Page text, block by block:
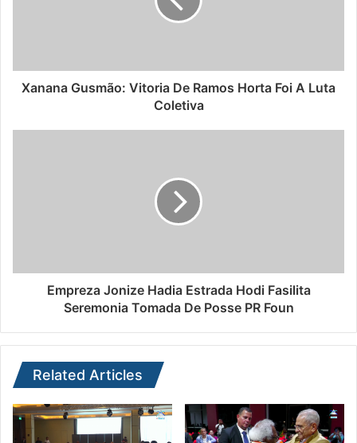
Xanana Gusmão: Vitoria De Ramos Horta Foi A Luta
Coletiva
Empreza Jonize Hadia Estrada Hodi Fasilita
Seremonia Tomada De Posse PR Foun
Related Articles